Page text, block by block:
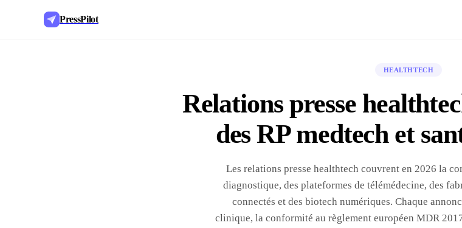
PressPilot
HEALTHTECH
Relations presse
des RP medtech et
Les relations presse healthtech couvrent en 2026 la
diagnostique, des plateformes de télémédecine, des
connectés et des biotech numériques. Chaque
clinique, la conformité au règlement européen MDR